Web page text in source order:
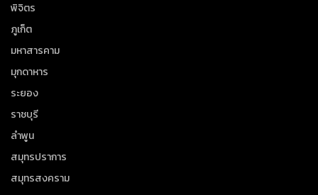
พิจิตร
ภูเก็ต
มหาสารคาม
มุกดาหาร
ระยอง
ราชบุรี
ลำพูน
สมุทรปราการ
สมุทรสงคราม